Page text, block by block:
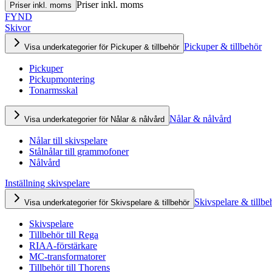
Priser inkl. moms Priser inkl. moms
FYND
Skivor
Visa underkategorier för Pickuper & tillbehör Pickuper & tillbehör
Pickuper
Pickupmontering
Tonarmsskal
Visa underkategorier för Nålar & nålvård Nålar & nålvård
Nålar till skivspelare
Stålnålar till grammofoner
Nålvård
Inställning skivspelare
Visa underkategorier för Skivspelare & tillbehör Skivspelare &
Skivspelare
Tillbehör till Rega
RIAA-förstärkare
MC-transformatorer
Tillbehör till Thorens